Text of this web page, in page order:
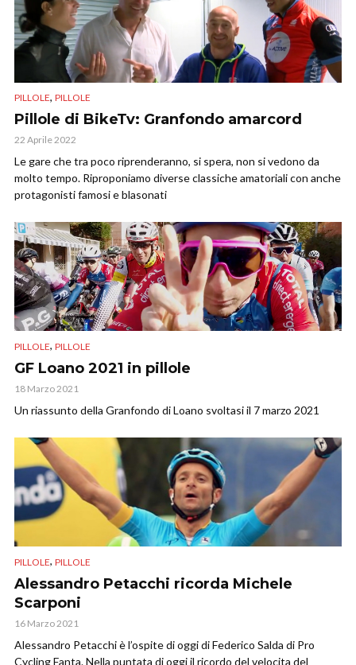
PILLOLE, PILLOLE
Pillole di BikeTv: Granfondo amarcord
22 Aprile 2022
Le gare che tra poco riprenderanno, si spera, non si vedono da
molto tempo. Riproponiamo diverse classiche amatoriali con anche
protagonisti famosi e blasonati
PILLOLE, PILLOLE
GF Loano 2021 in pillole
18 Marzo 2021
Un riassunto della Granfondo di Loano svoltasi il 7 marzo 2021
PILLOLE, PILLOLE
Alessandro Petacchi ricorda Michele
Scarponi
16 Marzo 2021
Alessandro Petacchi è l’ospite di oggi di Federico Salda di Pro
Cycling Fanta. Nella puntata di oggi il ricordo del velocita del